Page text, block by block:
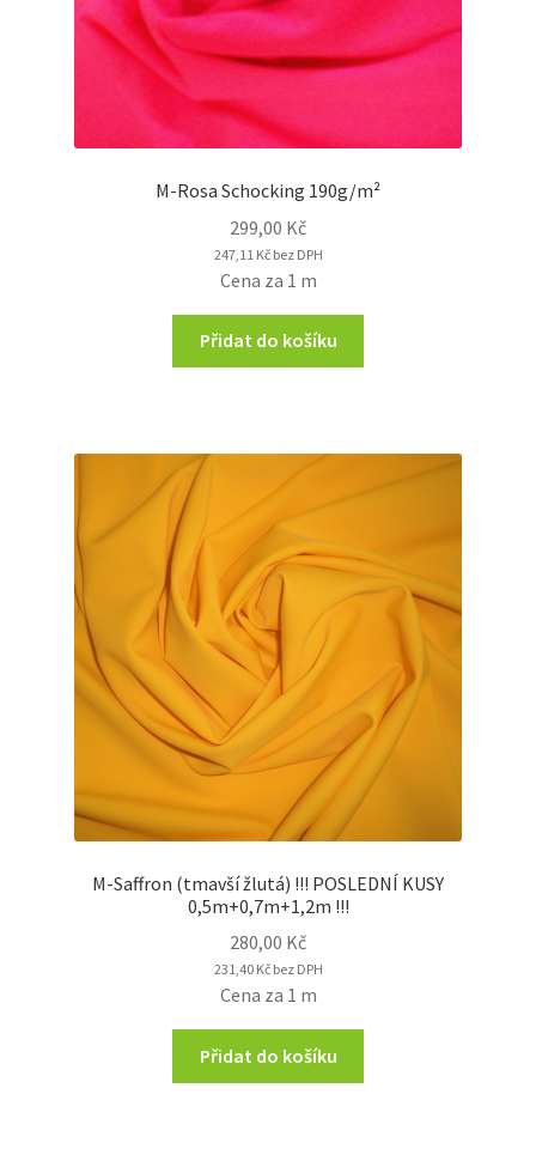
M-Rosa Schocking 190g/m²
299,00 Kč
247,11 Kčbez DPH
Cena za 1 m
Přidat do košíku
M-Saffron (tmavší žlutá) !!! POSLEDNÍ KUSY
0,5m+0,7m+1,2m !!!
280,00 Kč
231,40 Kčbez DPH
Cena za 1 m
Přidat do košíku